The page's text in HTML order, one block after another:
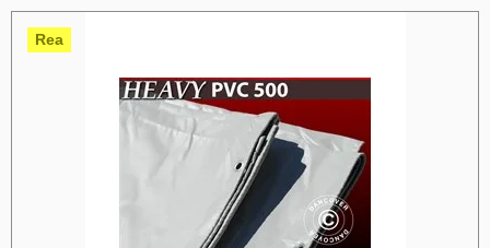
Rea